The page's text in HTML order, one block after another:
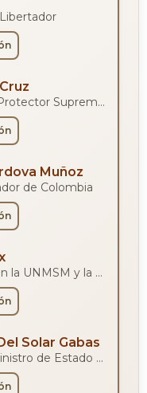
2° presidente de Bolivia y Protector Supremo de la Confederación Perú-Boliviana
Muñoz
de Colombia
Arqueóloga y catedrática en la UNMSM y la PUCP
Solar Gabas
Alcalde de Pueblo Libre, Ministro de Estado y Vicepresidente de la República.